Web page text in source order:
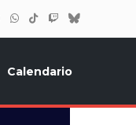
Calendario